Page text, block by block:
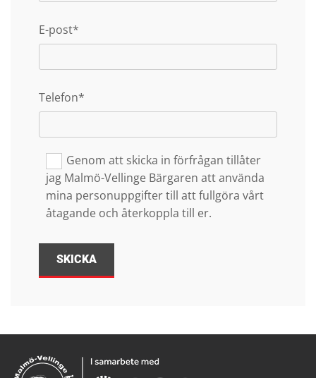
E-post*
Telefon*
Genom att skicka in förfrågan tillåter
jag Malmö-Vellinge Bärgaren att använda
mina personuppgifter till att fullgöra vårt
åtagande och återkoppla till er.